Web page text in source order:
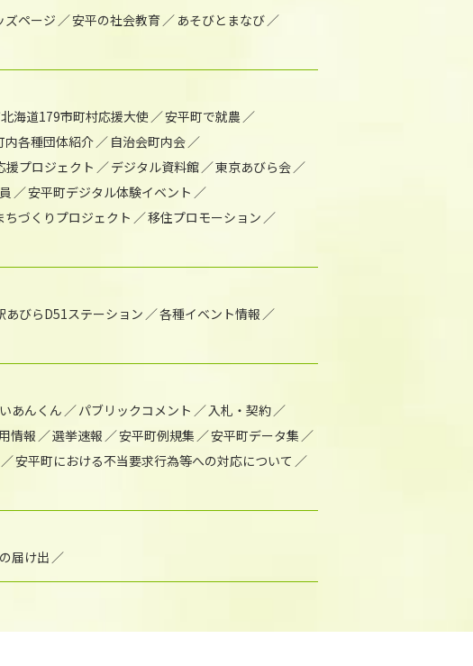
ズページ 安平の社会教育
あそびとまなび
海道179市町村応援大使
安平町で就農
内各種団体紹介
自治会町内会
援プロジェクト デジタル資料館
東京あびら会
安平町デジタル体験イベント
づくりプロジェクト
移住プロモーション
あびらD51ステーション
各種イベント情報
あんくん パブリックコメント
入札・契約
情報 選挙速報 安平町例規集
安平町データ集
安平町における不当要求行為等への対応について
届け出